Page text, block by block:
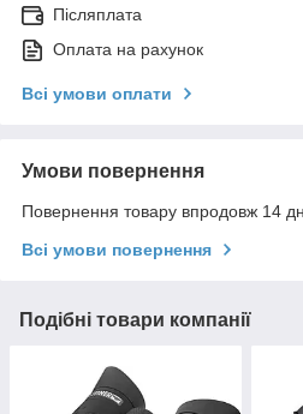
Післяплата
Оплата на рахунок
Всі умови оплати
Умови повернення
Повернення товару впродовж 14
Всі умови повернення
Подібні товари компанії